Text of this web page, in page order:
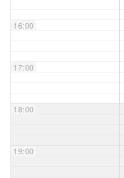
16:00
17:00
18:00
19:00